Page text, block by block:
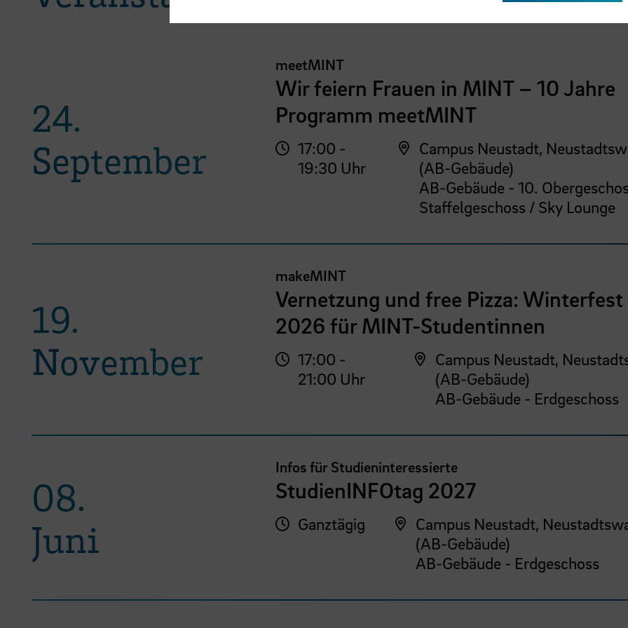
24.
September
meetMINT
Wir feiern Frauen in MINT – 10 Jahre
Programm meetMINT
17:00 -
19:30 Uhr
Campus Neustadt,
(AB-Gebäude)
AB-Gebäude - 10.
Staffelgeschoss / Sky Lounge
19.
November
makeMINT
Vernetzung und free Pizza: Winterfest
2026 für MINT-Studentinnen
17:00 -
21:00 Uhr
Campus Neustadt,
(AB-Gebäude)
AB-Gebäude - Erdgeschoss
08.
Juni
Infos für Studieninteressierte
StudienINFOtag 2027
Ganztägig
Campus Neustadt,
(AB-Gebäude)
AB-Gebäude - Erdgeschoss